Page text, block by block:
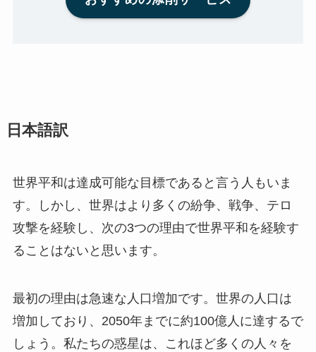
日本語訳
世界平和は達成可能な目標であると言う人もいま
す。しかし、世界はより多くの紛争、戦争、テロ
攻撃を経験し、次の3つの理由で世界平和を経験す
ることはないと思います。
最初の理由は急速な人口増加です。世界の人口は
増加しており、2050年までに約100億人に達するで
しょう。私たちの惑星は、これほど多くの人々を